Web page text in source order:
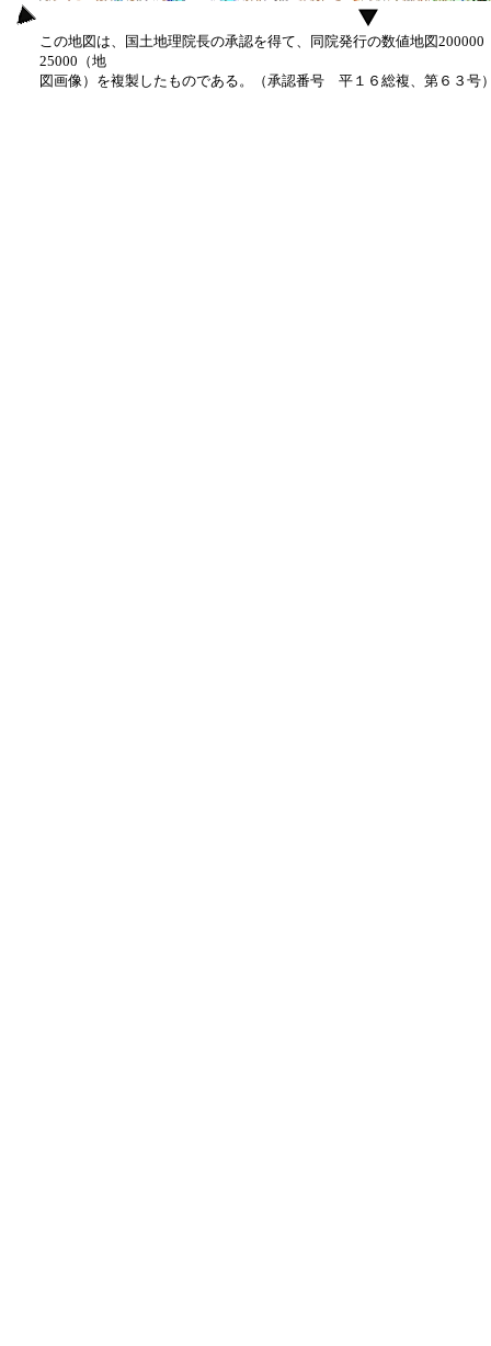
この地図は、国土地理院長の承認を得て、同院発行の数値地図
25000（地
図画像）を複製したものである。（承認番号 平１６総複、第６３号